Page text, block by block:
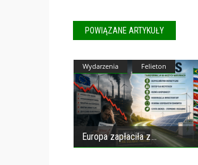
POWIĄZANE ARTYKUŁY
Wydarzenia Felieton
Europa zapłaciła z